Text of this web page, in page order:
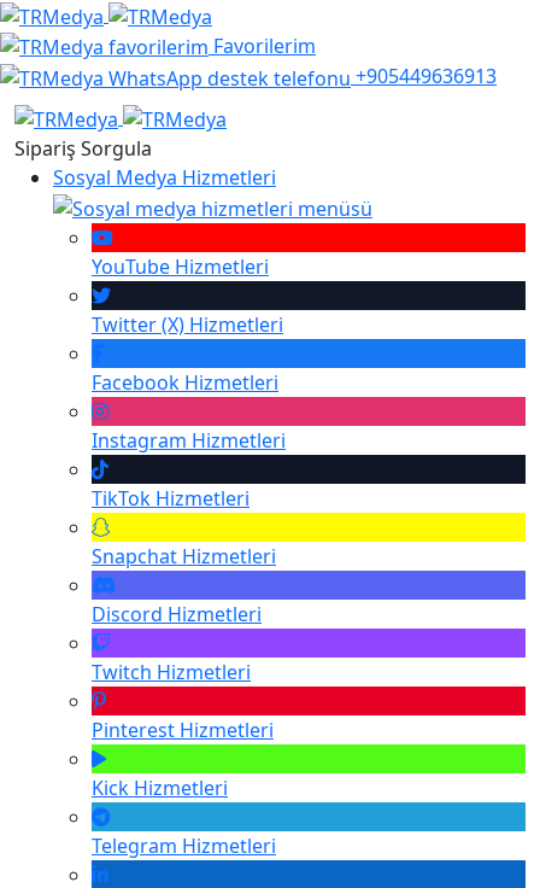
Favorilerim
+905449636913
Sipariş Sorgula
Sosyal Medya Hizmetleri
YouTube Hizmetleri
Twitter (X) Hizmetleri
Facebook Hizmetleri
Instagram Hizmetleri
TikTok Hizmetleri
Snapchat Hizmetleri
Discord Hizmetleri
Twitch Hizmetleri
Pinterest Hizmetleri
Kick Hizmetleri
Telegram Hizmetleri